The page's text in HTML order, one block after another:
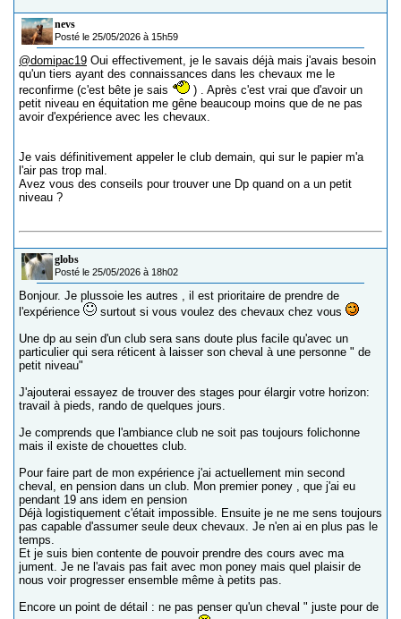
nevs
Posté le 25/05/2026 à 15h59
@domipac19 Oui effectivement, je le savais déjà mais j'avais besoin
qu'un tiers ayant des connaissances dans les chevaux me le
reconfirme (c'est bête je sais
) . Après c'est vrai que d'avoir un
petit niveau en équitation me gêne beaucoup moins que de ne pas
avoir d'expérience avec les chevaux.
Je vais définitivement appeler le club demain, qui sur le papier m'a
l'air pas trop mal.
Avez vous des conseils pour trouver une Dp quand on a un petit
niveau ?
globs
Posté le 25/05/2026 à 18h02
Bonjour. Je plussoie les autres , il est prioritaire de prendre de
l'expérience
surtout si vous voulez des chevaux chez vous
Une dp au sein d'un club sera sans doute plus facile qu'avec un
particulier qui sera réticent à laisser son cheval à une personne " de
petit niveau"
J'ajouterai essayez de trouver des stages pour élargir votre horizon:
travail à pieds, rando de quelques jours.
Je comprends que l'ambiance club ne soit pas toujours folichonne
mais il existe de chouettes club.
Pour faire part de mon expérience j'ai actuellement min second
cheval, en pension dans un club. Mon premier poney , que j'ai eu
pendant 19 ans idem en pension
Déjà logistiquement c'était impossible. Ensuite je ne me sens toujours
pas capable d'assumer seule deux chevaux. Je n'en ai en plus pas le
temps.
Et je suis bien contente de pouvoir prendre des cours avec ma
jument. Je ne l'avais pas fait avec mon poney mais quel plaisir de
nous voir progresser ensemble même à petits pas.
Encore un point de détail : ne pas penser qu'un cheval " juste pour de